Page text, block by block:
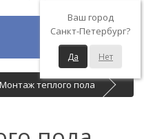
Ваш город
Санкт-Петербург?
Да Нет
теплого пола